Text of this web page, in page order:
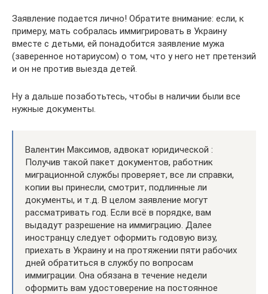
Заявление подается лично! Обратите внимание: если, к
примеру, мать собралась иммигрировать в Украину
вместе с детьми, ей понадобится заявление мужа
(заверенное нотариусом) о том, что у него нет претензий
и он не против выезда детей.
Ну а дальше позаботьтесь, чтобы в наличии были все
нужные документы.
Валентин Максимов, адвокат юридической :
Получив такой пакет документов, работник
миграционной службы проверяет, все ли справки,
копии вы принесли, смотрит, подлинные ли
документы, и т.д. В целом заявление могут
рассматривать год. Если всё в порядке, вам
выдадут разрешение на иммиграцию. Далее
иностранцу следует оформить годовую визу,
приехать в Украину и на протяжении пяти рабочих
дней обратиться в службу по вопросам
иммиграции. Она обязана в течение недели
оформить вам удостоверение на постоянное